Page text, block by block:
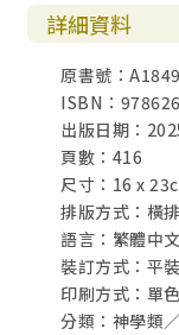
米，寬6米，可惜只
保存了下來，整個地
種不同的顏色，描
鄰近地區，自黎巴
尼羅河三角洲，其中
市、地貌、植物與
有150多條希臘文銘
地名標示，引述聖
及其他古代文獻。
多資訊，在學者眼
地板展現的僅是藝
成就，沒有人認真
歷史或地理上的價值
詳細資料
原書號：A1849
ISBN：
出版日期：
頁數：416
尺寸：16 x
排版方式：橫排
語言：繁體中文
裝訂方式：平裝
印刷方式：單
分類：神學類